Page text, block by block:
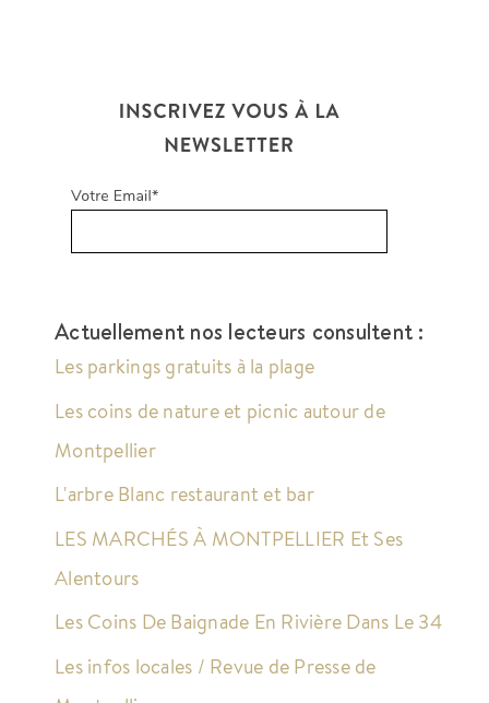
Actuellement nos lecteurs consultent :
Les parkings gratuits à la plage
Les coins de nature et picnic autour de
Montpellier
L'arbre Blanc restaurant et bar
LES MARCHÉS À MONTPELLIER Et Ses
Alentours
Les Coins De Baignade En Rivière Dans Le 34
Les infos locales / Revue de Presse de